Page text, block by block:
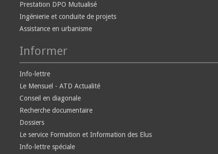
Prestation DPO Mutualisé
Ingénierie et conduite de projets
Assistance en urbanisme
Informer
Info-lettre
Le Mensuel - ATD Actualité
Conseil en diagonale
Recherche documentaire
Dossiers
Le service Formation et Information des Elus
Info-lettre spéciale